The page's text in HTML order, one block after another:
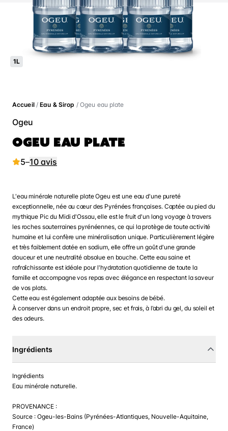
1L
Accueil/Eau & Sirop / Ogeu eau plate
Ogeu
OGEU EAU PLATE
5–10 avis
L'eau minérale naturelle plate Ogeu est une eau d'une pureté
exceptionnelle, née au cœur des Pyrénées françaises. Captée au pied du
mythique Pic du Midi d'Ossau, elle est le fruit d'un long voyage à travers
les roches souterraines pyrénéennes, ce qui la protège de toute activité
humaine et lui confère une minéralisation unique. Particulièrement légère
et très faiblement dotée en sodium, elle offre un goût d'une grande
douceur et une neutralité absolue en bouche. Cette eau saine et
rafraîchissante est idéale pour l'hydratation quotidienne de toute la
famille et accompagne vos repas avec élégance en respectant la saveur
de vos plats.
Cette eau est également adaptée aux besoins de bébé.
À conserver dans un endroit propre, sec et frais, à l’abri du gel, du soleil et
des odeurs.
Ingrédients
Ingrédients
Eau minérale naturelle.
PROVENANCE :
Source : Ogeu-les-Bains (Pyrénées-Atlantiques, Nouvelle-Aquitaine,
France)